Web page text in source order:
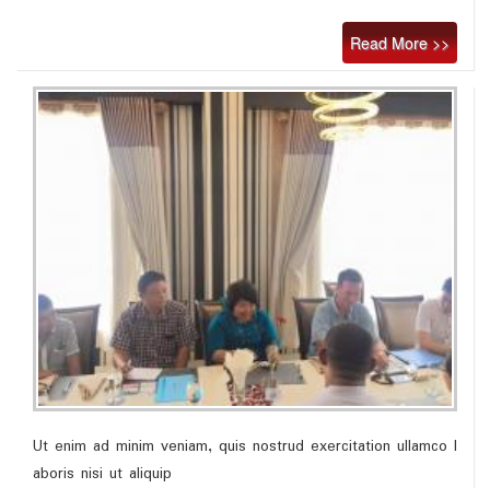
Read More >>
Ut enim ad minim veniam, quis nostrud exercitation ullamco l
aboris nisi ut aliquip